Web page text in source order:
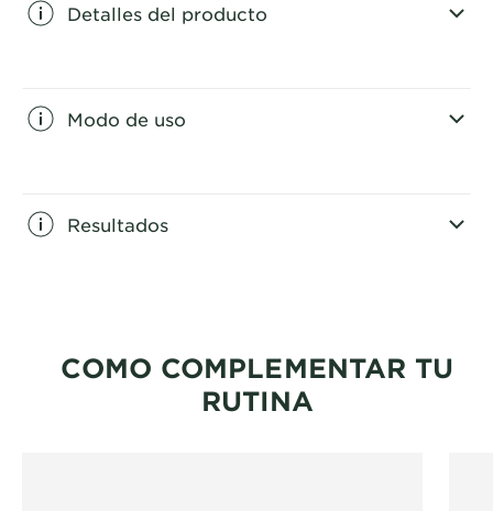
Detalles del producto
Modo de uso
Resultados
COMO COMPLEMENTAR TU
RUTINA